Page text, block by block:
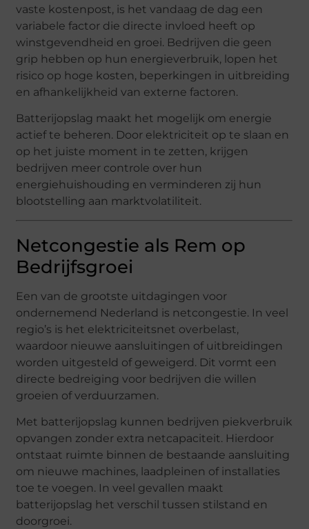
vaste kostenpost, is het vandaag de dag een
variabele factor die directe invloed heeft op
winstgevendheid en groei. Bedrijven die geen
grip hebben op hun energieverbruik, lopen het
risico op hoge kosten, beperkingen in uitbreiding
en afhankelijkheid van externe factoren.
Batterijopslag maakt het mogelijk om energie
actief te beheren. Door elektriciteit op te slaan en
op het juiste moment in te zetten, krijgen
bedrijven meer controle over hun
energiehuishouding en verminderen zij hun
blootstelling aan marktvolatiliteit.
Netcongestie als Rem op
Bedrijfsgroei
Een van de grootste uitdagingen voor
ondernemend Nederland is netcongestie. In veel
regio’s is het elektriciteitsnet overbelast,
waardoor nieuwe aansluitingen of uitbreidingen
worden uitgesteld of geweigerd. Dit vormt een
directe bedreiging voor bedrijven die willen
groeien of verduurzamen.
Met batterijopslag kunnen bedrijven piekverbruik
opvangen zonder extra netcapaciteit. Hierdoor
ontstaat ruimte binnen de bestaande aansluiting
om nieuwe machines, laadpleinen of installaties
toe te voegen. In veel gevallen maakt
batterijopslag het verschil tussen stilstand en
doorgroei.